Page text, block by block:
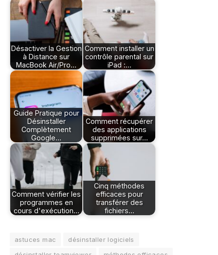
Désactiver la Gestion
à Distance sur
MacBook Air/Pro…
Comment installer un
contrôle parental sur
iPad :…
Guide Pratique pour
Désinstaller
Complètement
Google…
Comment récupérer
des applications
supprimées sur…
Comment vérifier les
programmes en
cours d'exécution…
Cinq méthodes
efficaces pour
transférer des
fichiers…
astuces mac
désinstaller logiciels